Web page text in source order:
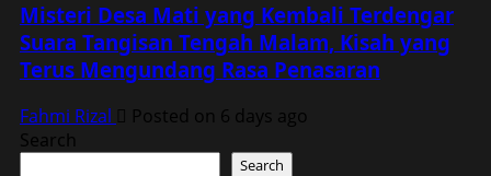
Misteri Desa Mati yang Kembali Terdengar
Suara Tangisan Tengah Malam, Kisah yang
Terus Mengundang Rasa Penasaran
Fahmi Rizal
Posted on 6 days ago
Search
Search